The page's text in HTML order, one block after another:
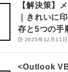
【解決策】
｜きれいに
存と5つの手
2025年12月11日
<Outlook